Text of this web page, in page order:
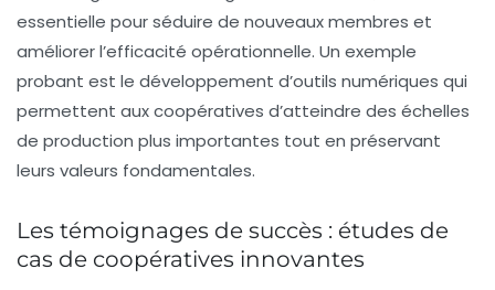
essentielle pour séduire de nouveaux membres et
améliorer l’efficacité opérationnelle. Un exemple
probant est le développement d’outils numériques qui
permettent aux coopératives d’atteindre des échelles
de production plus importantes tout en préservant
leurs valeurs fondamentales.
Les témoignages de succès : études de
cas de coopératives innovantes